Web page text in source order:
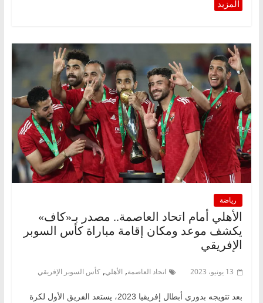
رياضة
الأهلي أمام اتحاد العاصمة.. مصدر بـ«كاف»
يكشف موعد ومكان إقامة مباراة كأس السوبر
الإفريقي
13 يونيو، 2023 اتحاد العاصمة, الأهلي, كأس السوبر الإفريقي
بعد تتويجه بدوري أبطال إفريقيا 2023، يستعد الفريق الأول لكرة